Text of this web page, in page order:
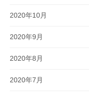
2020年10月
2020年9月
2020年8月
2020年7月